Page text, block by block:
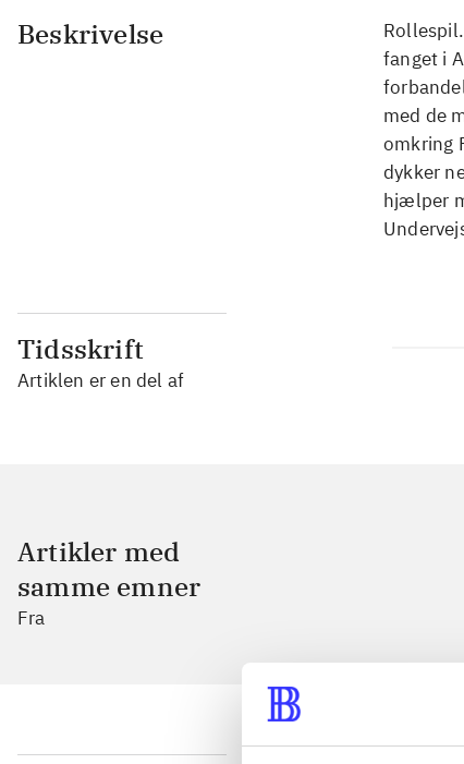
Beskrivelse
fanget i
med de
omkring
dykker
hjælper
Tidsskrift
Artiklen er en del af
Artikler med
samme emner
Fra